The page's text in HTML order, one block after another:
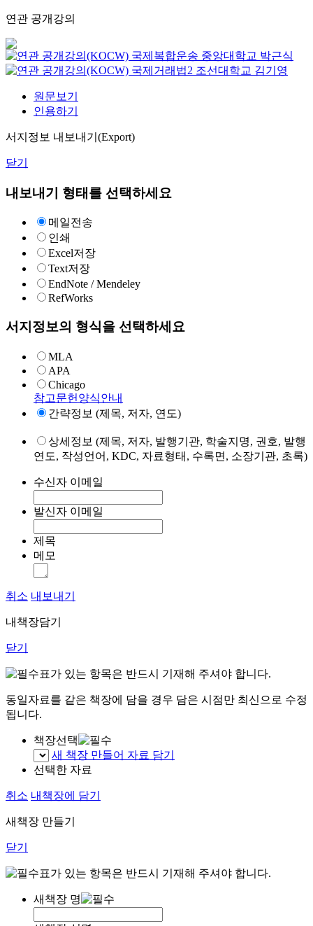
연관 공개강의
국제복합운송 중앙대학교 박근식
국제거래법2 조선대학교 김기영
원문보기
인용하기
서지정보 내보내기(Export)
닫기
내보내기 형태를 선택하세요
메일전송
인쇄
Excel저장
Text저장
EndNote / Mendeley
RefWorks
서지정보의 형식을 선택하세요
MLA
APA
Chicago
참고문헌양식안내
간략정보 (제목, 저자, 연도)
상세정보 (제목, 저자, 발행기관, 학술지명, 권호, 발행
연도, 작성언어, KDC, 자료형태, 수록면, 소장기관, 초록)
수신자 이메일
발신자 이메일
제목
메모
취소 내보내기
내책장담기
닫기
표가 있는 항목은 반드시 기재해 주셔야 합니다.
동일자료를 같은 책장에 담을 경우 담은 시점만 최신으로 수정
됩니다.
책장선택
새 책장 만들어 자료 담기
선택한 자료
취소 내책장에 담기
새책장 만들기
닫기
표가 있는 항목은 반드시 기재해 주셔야 합니다.
새책장 명